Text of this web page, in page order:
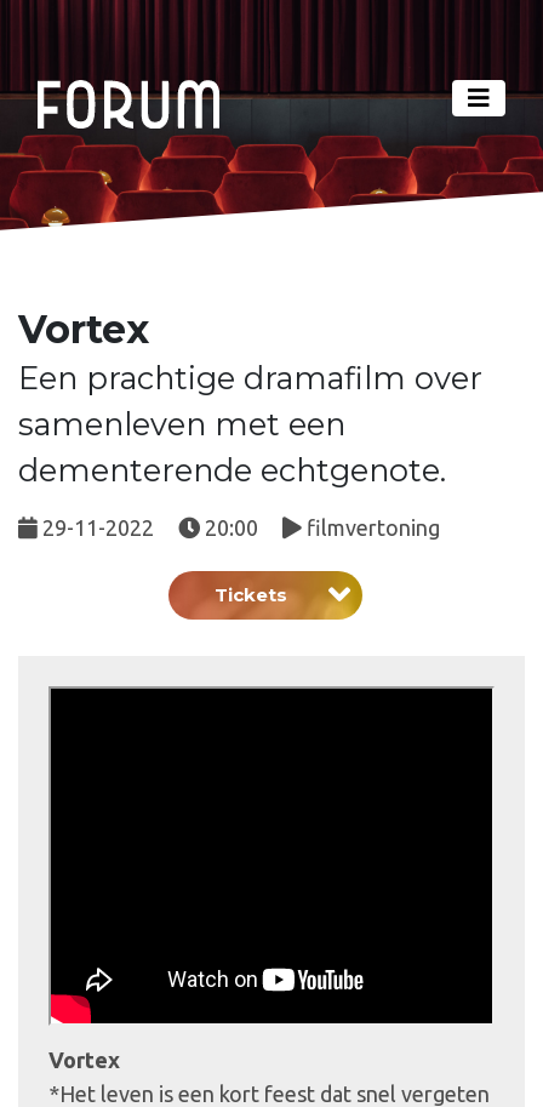
Vortex
Een prachtige dramafilm over
samenleven met een
dementerende echtgenote.
29-11-2022 20:00 filmvertoning
Tickets
Vortex
*Het leven is een kort feest dat snel vergeten